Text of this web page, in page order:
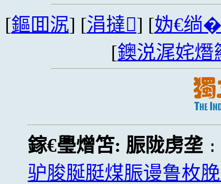
[鏂囬泦] [涓撻] [妫€绱
[鐭涚浘姹熸
鎵€璺熷笘: 脤陇虏垄
驴脧脠脡煤脤谩鲁枚